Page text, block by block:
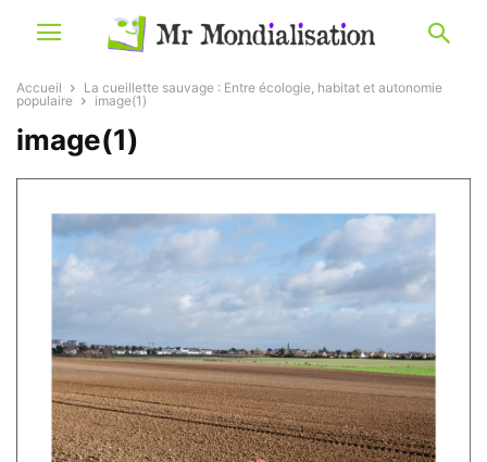
Accueil
La cueillette sauvage : Entre écologie, habitat et autonomie
populaire
image(1)
image(1)